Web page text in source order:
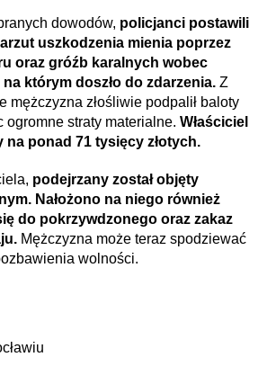
dowodów, policjanci postawili
uszkodzenia mienia poprzez
oraz gróźb karalnych wobec
na którym doszło do zdarzenia. Z
mężczyzna złośliwie podpalił baloty
ogromne straty materialne. Właściciel
na ponad 71 tysięcy złotych.
podejrzany został objęty
Nałożono na niego również
do pokrzywdzonego oraz zakaz
Mężczyzna może teraz spodziewać
wolności.